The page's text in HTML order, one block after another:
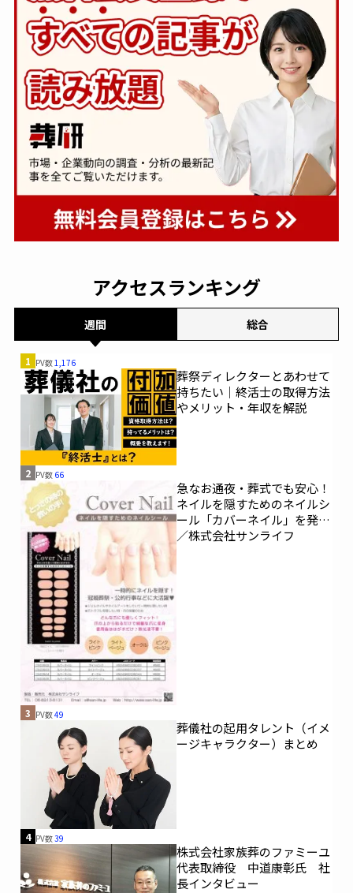
アクセスランキング
週間 総合
1 PV数1,176
葬祭ディレクターとあわせて
持ちたい｜終活士の取得方法
やメリット・年収を解説
2 PV数 66
急なお通夜・葬式でも安心！
ネイルを隠すためのネイルシ
ール「カバーネイル」を発売
／株式会社サンライフ
3 PV数49
葬儀社の起用タレント（イメ
ージキャラクター）まとめ
4 PV数39
株式会社家族葬のファミーユ
代表取締役 中道康彰氏 社
長インタビュー